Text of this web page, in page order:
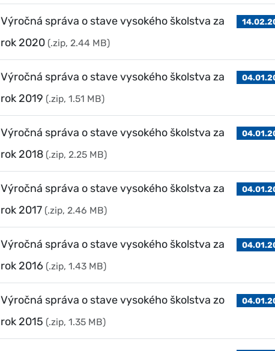
Výročná správa o stave vysokého školstva za
rok 2020 (.zip, 2.44 MB)
Výročná správa o stave vysokého školstva za
rok 2019 (.zip, 1.51 MB)
Výročná správa o stave vysokého školstva za
rok 2018 (.zip, 2.25 MB)
Výročná správa o stave vysokého školstva za
rok 2017 (.zip, 2.46 MB)
Výročná správa o stave vysokého školstva za
rok 2016 (.zip, 1.43 MB)
Výročná správa o stave vysokého školstva zo
rok 2015 (.zip, 1.35 MB)